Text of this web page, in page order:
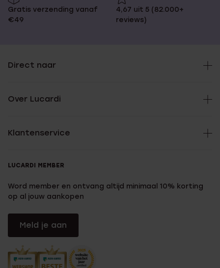
Gratis verzending vanaf
€49
4,67 uit 5 (82.000+
reviews)
Direct naar
Over Lucardi
Klantenservice
LUCARDI MEMBER
Word member en ontvang altijd minimaal 10% korting
op al jouw aankopen
Meld je aan